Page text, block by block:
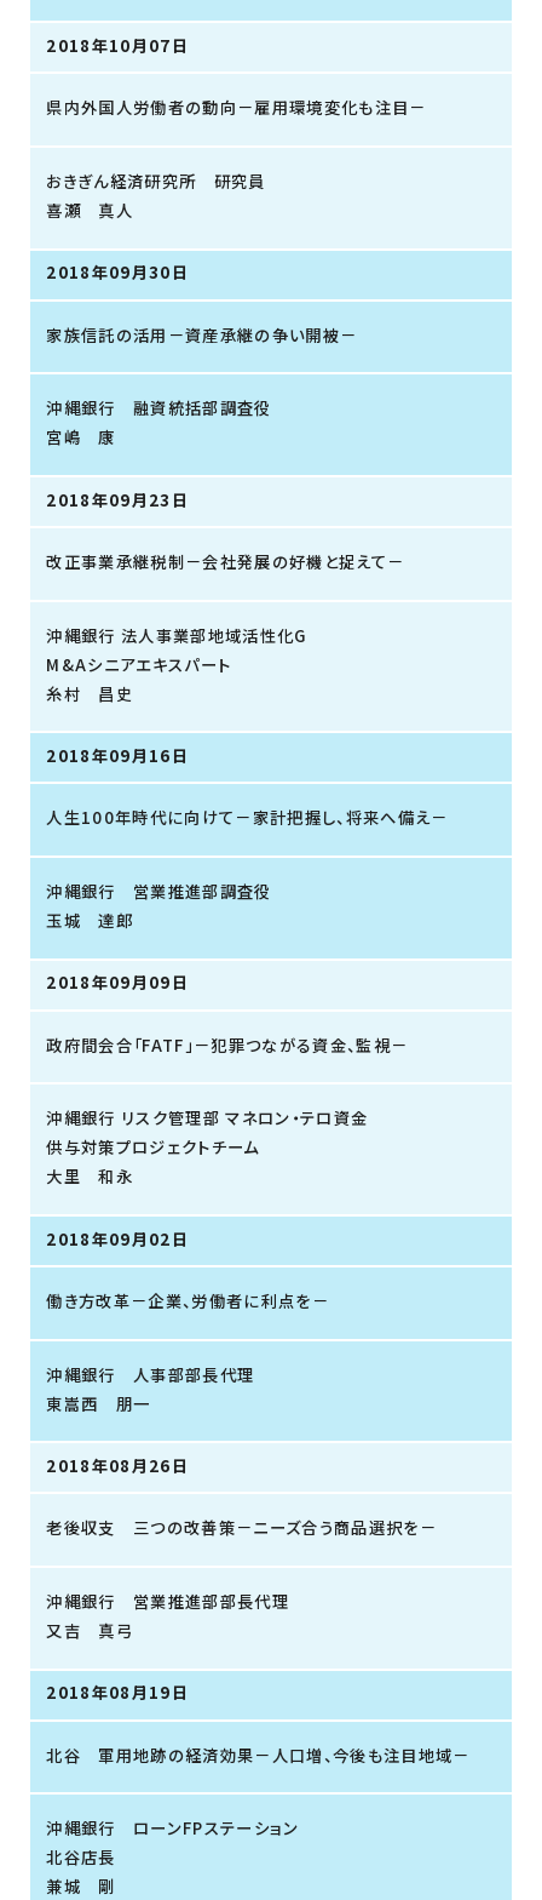
2018年10月07日
県内外国人労働者の動向－雇用環境変化も注目－
おきぎん経済研究所 研究員
喜瀬 真人
2018年09月30日
家族信託の活用－資産承継の争い開被－
沖縄銀行 融資統括部調査役
宮嶋 康
2018年09月23日
改正事業承継税制－会社発展の好機と捉えて－
沖縄銀行 法人事業部地域活性化G
M&Aシニアエキスパート
糸村 昌史
2018年09月16日
人生100年時代に向けて－家計把握し、将来へ備え－
沖縄銀行 営業推進部調査役
玉城 達郎
2018年09月09日
政府間会合「FATF」－犯罪つながる資金、監視－
沖縄銀行 リスク管理部 マネロン・テロ資金
供与対策プロジェクトチーム
大里 和永
2018年09月02日
働き方改革－企業、労働者に利点を－
沖縄銀行 人事部部長代理
東嵩西 朋一
2018年08月26日
老後収支 三つの改善策－ニーズ合う商品選択を－
沖縄銀行 営業推進部部長代理
又吉 真弓
2018年08月19日
北谷 軍用地跡の経済効果－人口増、今後も注目地域－
沖縄銀行 ローンFPステーション
北谷店長
兼城 剛